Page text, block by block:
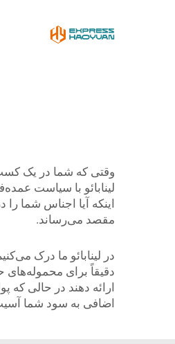
وقتی که شما در یک
لینابائو با سیاست
اینکه آیا اجناس شما
مقصد می‌رساند.
در لینابائو ما درک
دقیقاً برای
ارائه دهند در حالی که
اضافی به سود شما